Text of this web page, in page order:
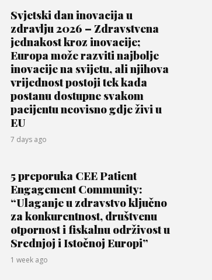
Svjetski dan inovacija u
zdravlju 2026 – Zdravstvena
jednakost kroz inovacije;
Europa može razviti najbolje
inovacije na svijetu, ali njihova
vrijednost postoji tek kada
postanu dostupne svakom
pacijentu neovisno gdje živi u
EU
7 days ago
5 preporuka CEE Patient
Engagement Community:
“Ulaganje u zdravstvo ključno
za konkurentnost, društvenu
otpornost i fiskalnu održivost u
Srednjoj i Istočnoj Europi”
1 week ago